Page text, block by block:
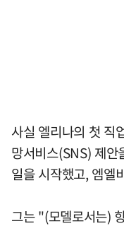
사실 엘리나의 첫 직
망서비스(SNS) 제안
일을 시작했고, 엠엘
그는 "(모델로서는)